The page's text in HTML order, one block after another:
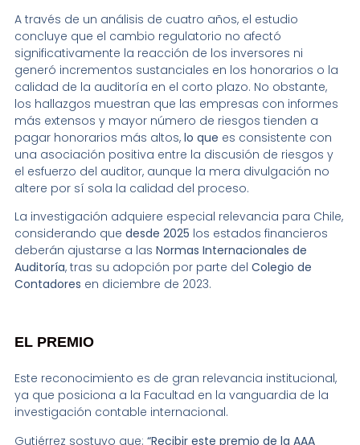
A través de un análisis de cuatro años, el estudio
concluye que el cambio regulatorio no afectó
significativamente la reacción de los inversores ni
generó incrementos sustanciales en los honorarios o la
calidad de la auditoría en el corto plazo. No obstante,
los hallazgos muestran que las empresas con informes
más extensos y mayor número de riesgos tienden a
pagar honorarios más altos, lo que es consistente con
una asociación positiva entre la discusión de riesgos y
el esfuerzo del auditor, aunque la mera divulgación no
altere por sí sola la calidad del proceso.
La investigación adquiere especial relevancia para Chile,
considerando que desde 2025 los estados financieros
deberán ajustarse a las Normas Internacionales de
Auditoría, tras su adopción por parte del Colegio de
Contadores en diciembre de 2023.
EL PREMIO
Este reconocimiento es de gran relevancia institucional,
ya que posiciona a la Facultad en la vanguardia de la
investigación contable internacional.
Gutiérrez sostuvo que: “Recibir este premio de la AAA